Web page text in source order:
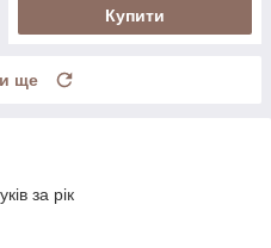
Купити
ще
за рік